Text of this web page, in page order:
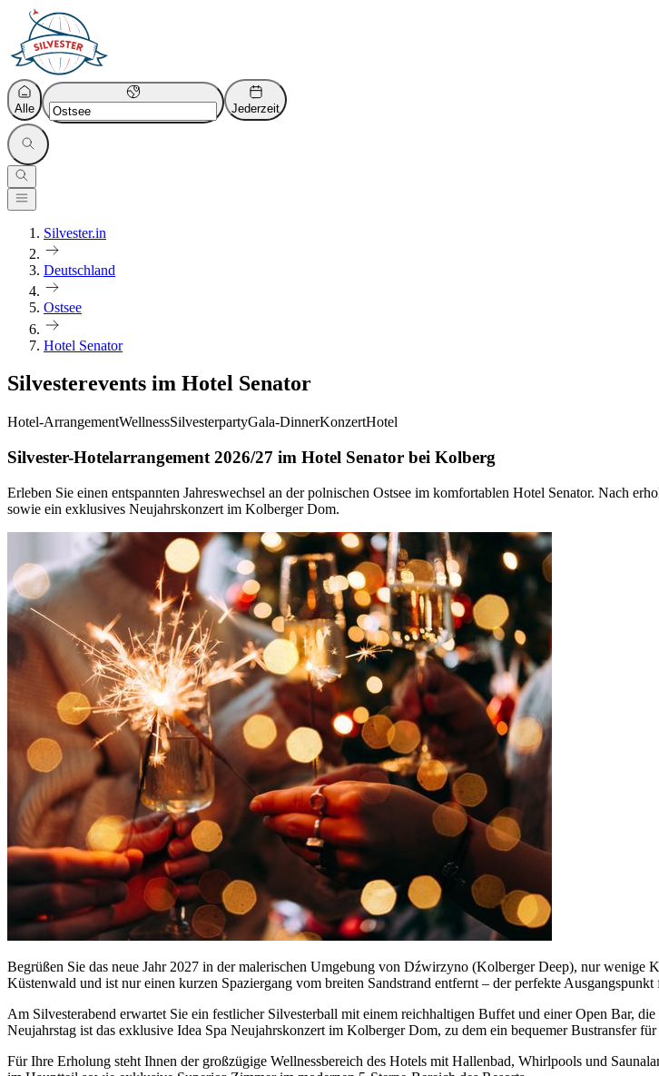
Alle Jederzeit
Silvester.in
Deutschland
Ostsee
Hotel Senator
Silvesterevents im Hotel Senator
Hotel-ArrangementWellnessSilvesterpartyGala-DinnerKonzertHotel
Silvester-Hotelarrangement 2026/27 im Hotel Senator bei Kolberg
Erleben Sie einen entspannten Jahreswechsel an der polnischen Ostsee im komfortablen Hotel Senator. Nach
sowie ein exklusives Neujahrskonzert im Kolberger Dom.
Begrüßen Sie das neue Jahr 2027 in der malerischen Umgebung von Dźwirzyno (Kolberger Deep), nur
Küstenwald und ist nur einen kurzen Spaziergang vom breiten Sandstrand entfernt – der perfekte
Am Silvesterabend erwartet Sie ein festlicher Silvesterball mit einem reichhaltigen Buffet und einer Open Bar,
Neujahrstag ist das exklusive Idea Spa Neujahrskonzert im Kolberger Dom, zu dem ein bequemer Bustransfer
Für Ihre Erholung steht Ihnen der großzügige Wellnessbereich des Hotels mit Hallenbad, Whirlpools und